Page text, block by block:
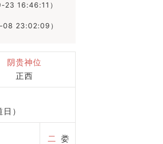
23 16:46:11）
08 23:02:09）
阴贵神位
正西
）
二 娄